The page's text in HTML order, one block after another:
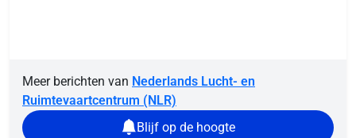
Meer berichten van Nederlands Lucht- en
Ruimtevaartcentrum (NLR)
Blijf op de hoogte